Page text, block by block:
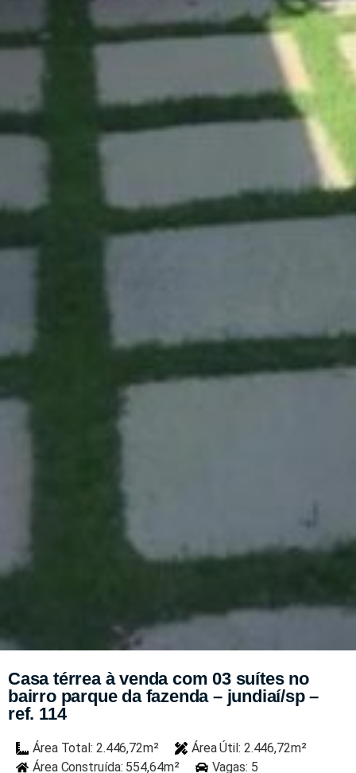
Casa térrea à venda com 03 suítes no
bairro parque da fazenda – jundiaí/sp –
ref. 114
Área Total: 2.446,72m²
Área Útil: 2.446,72m²
Área Construída: 554,64m²
Vagas: 5